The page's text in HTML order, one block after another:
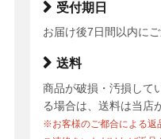
受付期日
お届け後7日間以内にご
送料
商品が破損・汚損して
る場合は、送料は当店
※お客様のご都合による返